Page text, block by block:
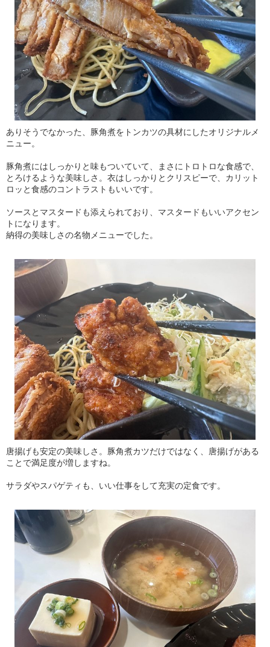
ありそうでなかった、豚角煮をトンカツの具材にしたオリジナルメ
ニュー。
豚角煮にはしっかりと味もついていて、まさにトロトロな食感で、
とろけるような美味しさ。衣はしっかりとクリスピーで、カリット
ロッと食感のコントラストもいいです。
ソースとマスタードも添えられており、マスタードもいいアクセン
トになります。
納得の美味しさの名物メニューでした。
唐揚げも安定の美味しさ。豚角煮カツだけではなく、唐揚げがある
ことで満足度が増しますね。
サラダやスパゲティも、いい仕事をして充実の定食です。